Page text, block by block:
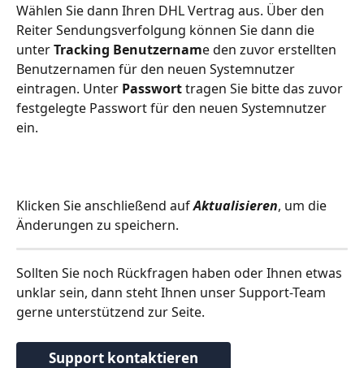
Wählen Sie dann Ihren DHL Vertrag aus. Über den
Reiter Sendungsverfolgung können Sie dann die
unter Tracking Benutzername den zuvor erstellten
Benutzernamen für den neuen Systemnutzer
eintragen. Unter Passwort tragen Sie bitte das zuvor
festgelegte Passwort für den neuen Systemnutzer
ein.
Klicken Sie anschließend auf Aktualisieren, um die
Änderungen zu speichern.
Sollten Sie noch Rückfragen haben oder Ihnen etwas
unklar sein, dann steht Ihnen unser Support-Team
gerne unterstützend zur Seite.
Support kontaktieren